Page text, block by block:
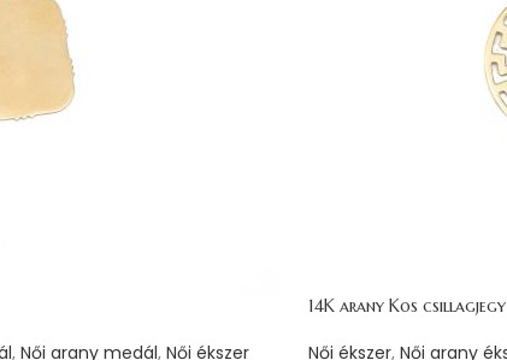
, Női arany medál, Női ékszer
14K arany Kos
Női ékszer, Női arany